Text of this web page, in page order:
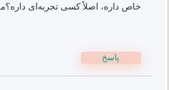
خاص داره، اصلاً کسی تجربه‌ای
پاسخ